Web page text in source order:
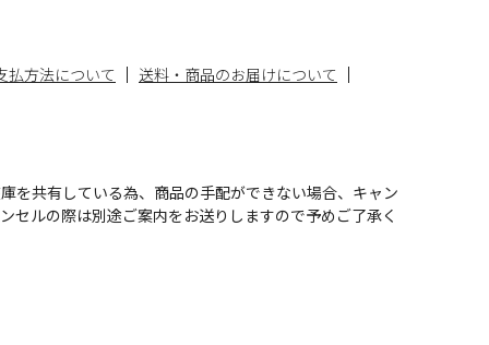
払方法について
送料・商品のお届けについて
を共有している為、商品の手配ができない場合、キャン
セルの際は別途ご案内をお送りしますので予めご了承く